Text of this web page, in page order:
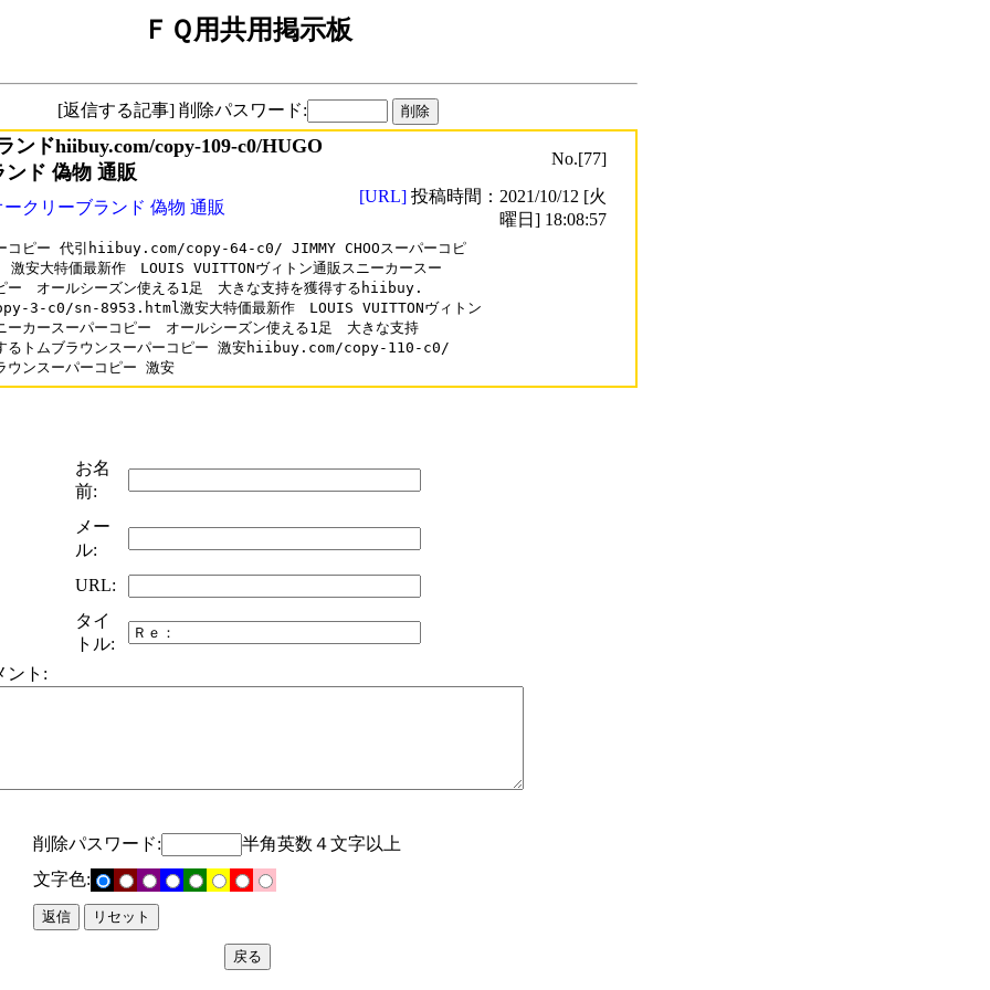
ＦＱ用共用掲示板
[返信する記事] 削除パスワード:
ンドhiibuy.com/copy-109-c0/HUGO
ンド 偽物 通販
No.[77]
ークリーブランド 偽物 通販
[URL] 投稿時間：2021/10/12 [火
曜日] 18:08:57
コピー 代引hiibuy.com/copy-64-c0/ JIMMY CHOOスーパーコピ
安大特価最新作　LOUIS VUITTONヴィトン通販スニーカースー
ー　オールシーズン使える1足　大きな支持を獲得するhiibuy.
3-c0/sn-8953.html激安大特価最新作　LOUIS VUITTONヴィトン
ーカースーパーコピー　オールシーズン使える1足　大きな支持
るトムブラウンスーパーコピー 激安hiibuy.com/copy-110-c0/
ウンスーパーコピー 激安
お名
前:
メー
ル:
URL:
タイ
トル:
ント:
削除パスワード:
半角英数４文字以上
文字色: